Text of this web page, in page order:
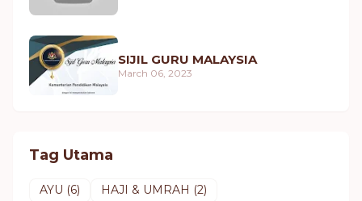
SIJIL GURU MALAYSIA
March 06, 2023
Tag Utama
AYU (6) HAJI & UMRAH (2)